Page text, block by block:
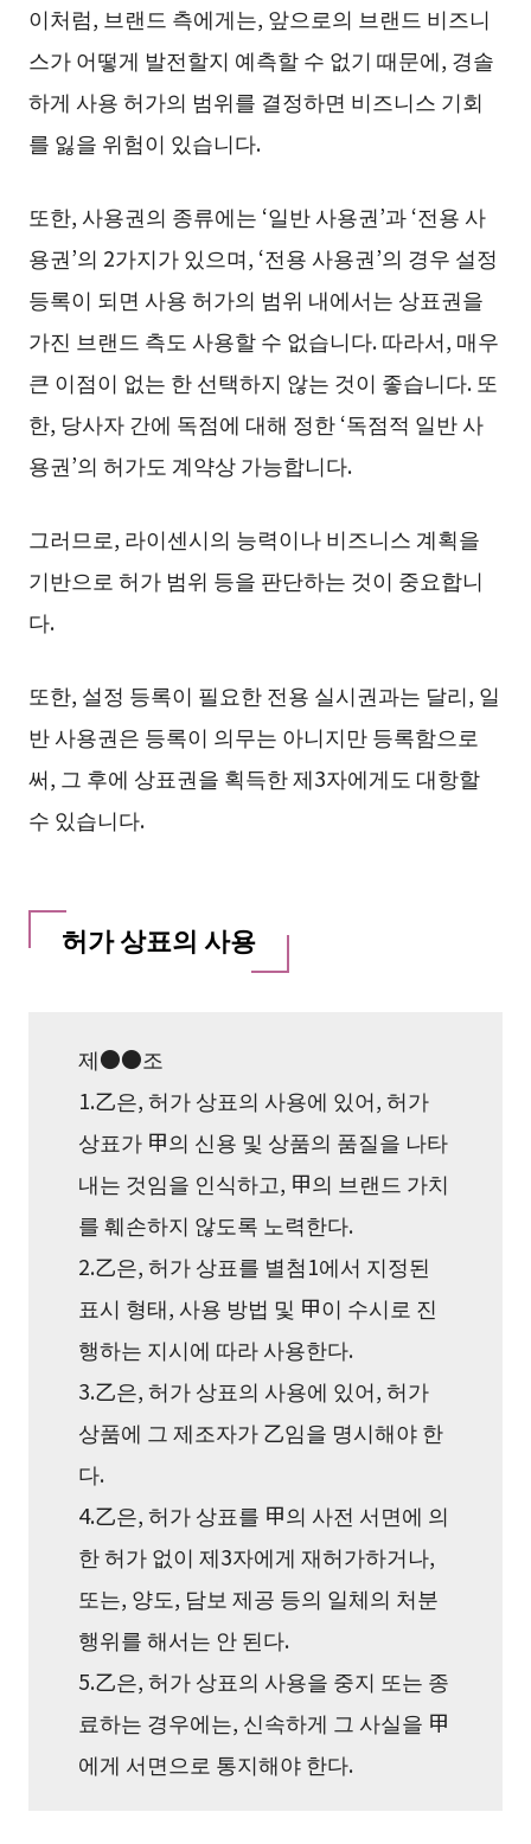
이처럼, 브랜드 측에게는, 앞으로의 브랜드 비즈니
스가 어떻게 발전할지 예측할 수 없기 때문에, 경솔
하게 사용 허가의 범위를 결정하면 비즈니스 기회
를 잃을 위험이 있습니다.
또한, 사용권의 종류에는 ‘일반 사용권’과 ‘전용 사
용권’의 2가지가 있으며, ‘전용 사용권’의 경우 설정
등록이 되면 사용 허가의 범위 내에서는 상표권을
가진 브랜드 측도 사용할 수 없습니다. 따라서, 매우
큰 이점이 없는 한 선택하지 않는 것이 좋습니다. 또
한, 당사자 간에 독점에 대해 정한 ‘독점적 일반 사
용권’의 허가도 계약상 가능합니다.
그러므로, 라이센시의 능력이나 비즈니스 계획을
기반으로 허가 범위 등을 판단하는 것이 중요합니
다.
또한, 설정 등록이 필요한 전용 실시권과는 달리, 일
반 사용권은 등록이 의무는 아니지만 등록함으로
써, 그 후에 상표권을 획득한 제3자에게도 대항할
수 있습니다.
허가 상표의 사용
제●●조
1.乙은, 허가 상표의 사용에 있어, 허가
상표가 甲의 신용 및 상품의 품질을 나타
내는 것임을 인식하고, 甲의 브랜드 가치
를 훼손하지 않도록 노력한다.
2.乙은, 허가 상표를 별첨1에서 지정된
표시 형태, 사용 방법 및 甲이 수시로 진
행하는 지시에 따라 사용한다.
3.乙은, 허가 상표의 사용에 있어, 허가
상품에 그 제조자가 乙임을 명시해야 한
다.
4.乙은, 허가 상표를 甲의 사전 서면에 의
한 허가 없이 제3자에게 재허가하거나,
또는, 양도, 담보 제공 등의 일체의 처분
행위를 해서는 안 된다.
5.乙은, 허가 상표의 사용을 중지 또는 종
료하는 경우에는, 신속하게 그 사실을 甲
에게 서면으로 통지해야 한다.